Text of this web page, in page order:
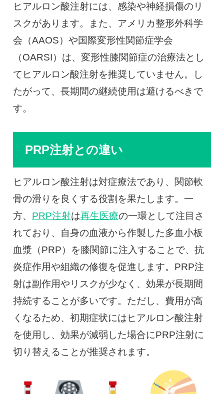
ヒアルロン酸注射には、感染や神経損傷のリ
スクがあります。また、アメリカ整形外科学
会（AAOS）や国際変形性関節症学会
（OARSI）は、変形性膝関節症の治療法とし
てヒアルロン酸注射を推奨していません。し
たがって、長期間の継続使用は避けるべきで
す。
PRP注射との違い
ヒアルロン酸注射は対症療法であり、関節軟
骨の滑りを良くする役割を果たします。一
方、 PRP注射は再生医療の一環として注目さ
れており、自身の血液から作製した多血小板
血漿（PRP）を膝関節に注入することで、抗
炎症作用や組織の修復を促進します。PRP注
射は副作用やリスクが少なく、効果が長期間
持続することが多いです。ただし、費用が高
くなるため、初期症状にはヒアルロン酸注射
を使用し、効果が減弱した場合にPRP注射に
切り替えることが推奨されます。